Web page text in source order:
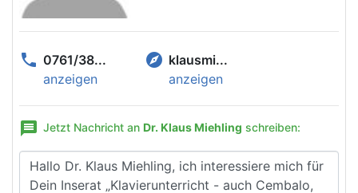
phone 0761/38...
anzeigen
explore klausmi...
anzeigen
message Jetzt Nachricht an Dr. Klaus Miehling schreiben: